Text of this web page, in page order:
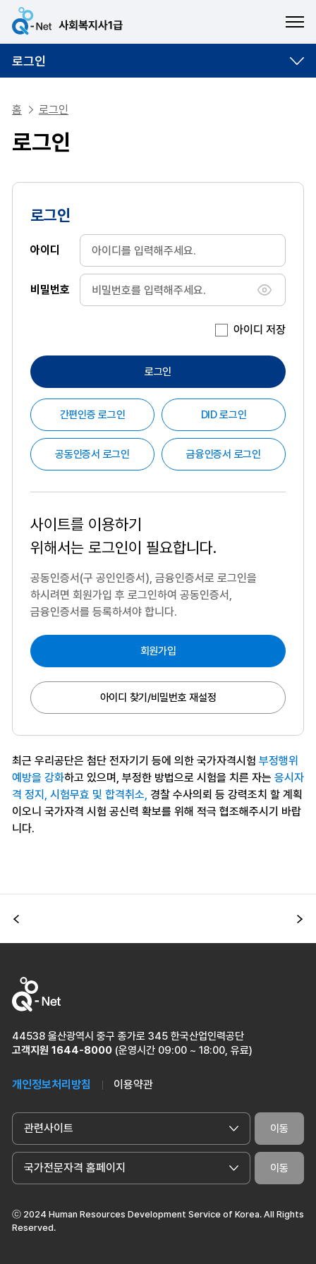
로그인
홈 로그인
로그인
로그인
아이디
비밀번호
비밀번호
아이디 저장
로그인
간편인증 로그인 DID 로그인
공동인증서 로그인 금융인증서 로그인
사이트를 이용하기
위해서는 로그인이 필요합니다.
공동인증서(구 공인인증서), 금융인증서로 로그인을
하시려면 회원가입 후 로그인하여 공동인증서,
금융인증서를 등록하셔야 합니다.
회원가입
아이디 찾기/비밀번호 재설정
최근 우리공단은 첨단 전자기기 등에 의한 국가자격시험 부정행위
예방을 강화하고 있으며, 부정한 방법으로 시험을 치른 자는 응시자
격 정지, 시험무효 및 합격취소, 경찰 수사의뢰 등 강력조치 할 계획
이오니 국가자격 시험 공신력 확보를 위해 적극 협조해주시기 바랍
니다.
이전
44538 울산광역시 중구 종가로 345 한국산업인력공단
고객지원 1644-8000 (운영시간 09:00 ~ 18:00, 유료)
개인정보처리방침 이용약관
관련사이트 이동
국가전문자격 홈페이지 이동
ⓒ 2024 Human Resources Development Service of Korea. All Rights
Reserved.